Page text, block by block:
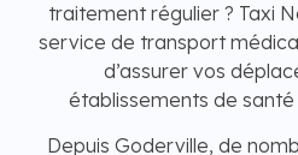
traitement régulier ? Taxi
service de transport
d’assurer vos
établissements de
Depuis Goderville, de